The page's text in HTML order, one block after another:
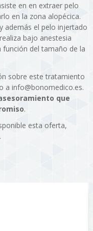
en en extraer pelo
en la zona alopécica.
además el pelo injertado
bajo anestesia
función del tamaño de la
sobre este tratamiento
a info@bonomedico.es.
que
.
esta oferta,